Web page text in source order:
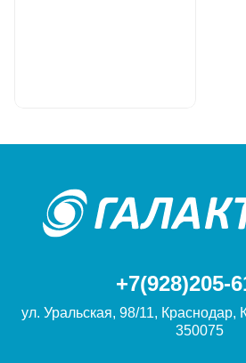
+7(928)205-
ул. Уральская, 98/11, Краснодар,
350075